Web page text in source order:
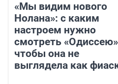
«Мы видим нового
Нолана»: с каким
настроем нужно
смотреть
чтобы она не
выглядела как